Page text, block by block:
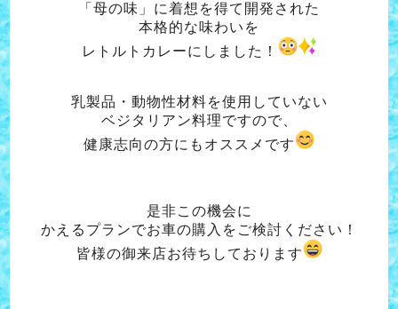
「母の味」に着想を得て開発された
本格的な味わいを
レトルトカレーにしました！
乳製品・動物性材料を使用していない
ベジタリアン料理ですので、
健康志向の方にもオススメです
是非この機会に
かえるプランでお車の購入をご検討ください！
皆様の御来店お待ちしております